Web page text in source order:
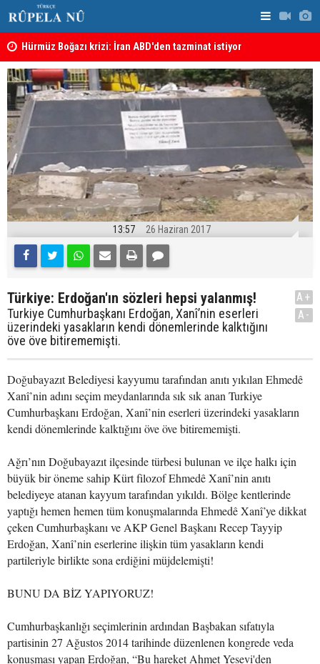
Hürmüz Boğazı krizi: İran ABD'den tazminat istiyor
13:57 26 Haziran 2017
Türkiye: Erdoğan'ın sözleri hepsi yalanmış!
Turkiye Cumhurbaşkanı Erdoğan, Xanî’nin eserleri
üzerindeki yasakların kendi dönemlerinde kalktığını
öve öve bitirememişti.
A+
A-
Doğubayazıt Belediyesi kayyumu tarafından anıtı yıkılan Ehmedê
Xanî’nin adını seçim meydanlarında sık sık anan Turkiye
Cumhurbaşkanı Erdoğan, Xanî’nin eserleri üzerindeki yasakların
kendi dönemlerinde kalktığını öve öve bitirememişti.
Ağrı’nın Doğubayazıt ilçesinde türbesi bulunan ve ilçe halkı için
büyük bir öneme sahip Kürt filozof Ehmedê Xanî’nin anıtı
belediyeye atanan kayyum tarafından yıkıldı. Bölge kentlerinde
yaptığı hemen hemen tüm konuşmalarında Ehmedê Xanî’ye dikkat
çeken Cumhurbaşkanı ve AKP Genel Başkanı Recep Tayyip
Erdoğan, Xanî’nin eserlerine ilişkin tüm yasakların kendi
partileriyle birlikte sona erdiğini müjdelemişti!
BUNU DA BİZ YAPIYORUZ!
Cumhurbaşkanlığı seçimlerinin ardından Başbakan sıfatıyla
partisinin 27 Ağustos 2014 tarihinde düzenlenen kongrede veda
konuşması yapan Erdoğan, “Bu hareket Ahmet Yesevi'den